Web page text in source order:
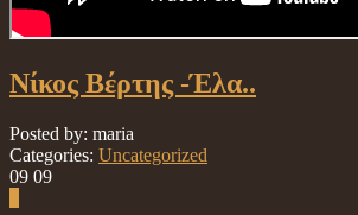
Νίκος Βέρτης -Έλα..
Posted by: maria
Categories: Uncategorized
09 09